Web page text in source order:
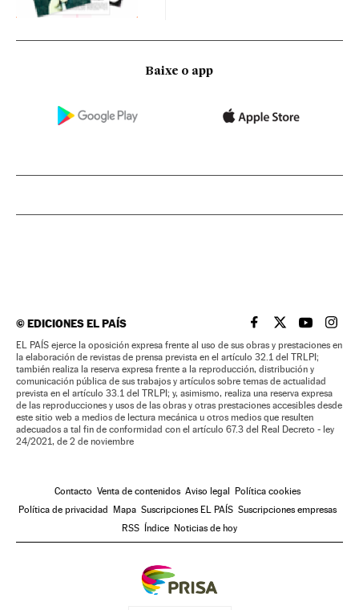
Baixe o app
©EDICIONES EL PAÍS EL PAÍS BRASIL EN
EL PAÍSEL PAÍS
EL
EL PAÍS ejerce la oposición expresa frente al uso de sus obras y prestaciones en
la elaboración de revistas de prensa prevista en el artículo 32.1 del TRLPI;
también realiza la reserva expresa frente a la reproducción, distribución y
comunicación pública de sus trabajos y artículos sobre temas de actualidad
prevista en el artículo 33.1 del TRLPI; y, asimismo, realiza una reserva expresa
de las reproducciones y usos de las obras y otras prestaciones accesibles desde
este sitio web a medios de lectura mecánica u otros medios que resulten
adecuados a tal fin de conformidad con el artículo 67.3 del Real Decreto - ley
24/2021, de 2 de noviembre
Contacto Venta de contenidos Aviso legal Política cookies
Política de privacidad Mapa Suscripciones EL PAÍS Suscripciones empresas
RSS Índice Noticias de hoy